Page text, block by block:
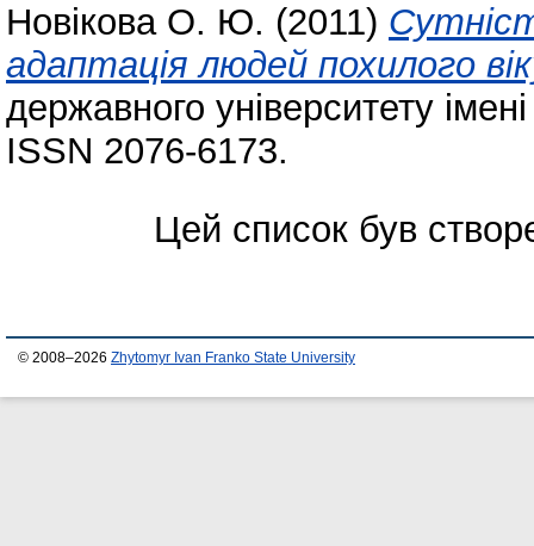
Новікова О. Ю. (2011)
адаптація людей похилого
державного університету
ISSN 2076-6173.
Цей список був
© 2008–2026 Zhytomyr Ivan Franko State University